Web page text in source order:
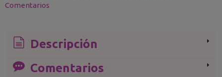
Comentarios
Descripción
Comentarios